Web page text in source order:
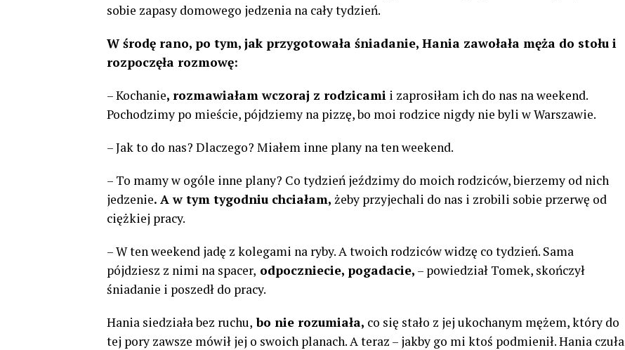
sobie zapasy domowego jedzenia na cały tydzień.
W środę rano, po tym, jak przygotowała śniadanie, Hania zawołała męża do stołu i
rozpoczęła rozmowę:
– Kochanie, rozmawiałam wczoraj z rodzicami i zaprosiłam ich do nas na weekend.
Pochodzimy po mieście, pójdziemy na pizzę, bo moi rodzice nigdy nie byli w Warszawie.
– Jak to do nas? Dlaczego? Miałem inne plany na ten weekend.
– To mamy w ogóle inne plany? Co tydzień jeździmy do moich rodziców, bierzemy od nich
jedzenie. A w tym tygodniu chciałam, żeby przyjechali do nas i zrobili sobie przerwę od
ciężkiej pracy.
– W ten weekend jadę z kolegami na ryby. A twoich rodziców widzę co tydzień. Sama
pójdziesz z nimi na spacer, odpoczniecie, pogadacie, – powiedział Tomek, skończył
śniadanie i poszedł do pracy.
Hania siedziała bez ruchu, bo nie rozumiała, co się stało z jej ukochanym mężem, który do
tej pory zawsze mówił jej o swoich planach. A teraz – jakby go mi ktoś podmienił. Hania czuła